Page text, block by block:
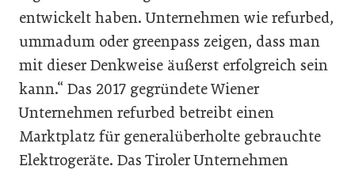
entwickelt haben. Unternehmen wie refurbed,
ummadum oder greenpass zeigen, dass man
mit dieser Denkweise äußerst erfolgreich sein
kann.“ Das 2017 gegründete Wiener
Unternehmen refurbed betreibt einen
Marktplatz für generalüberholte gebrauchte
Elektrogeräte. Das Tiroler Unternehmen